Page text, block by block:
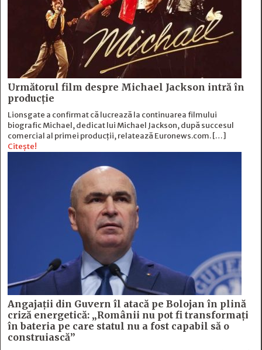
Următorul film despre Michael Jackson intră în
producție
Lionsgate a confirmat că lucrează la continuarea filmului
biografic Michael, dedicat lui Michael Jackson, după succesul
comercial al primei producții, relatează Euronews.com. […]
Citește!
Angajații din Guvern îl atacă pe Bolojan în plină
criză energetică: „Românii nu pot fi transformați
în bateria pe care statul nu a fost capabil să o
construiască”